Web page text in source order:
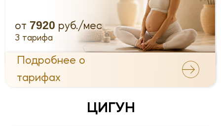
Подробнее о
тарифах